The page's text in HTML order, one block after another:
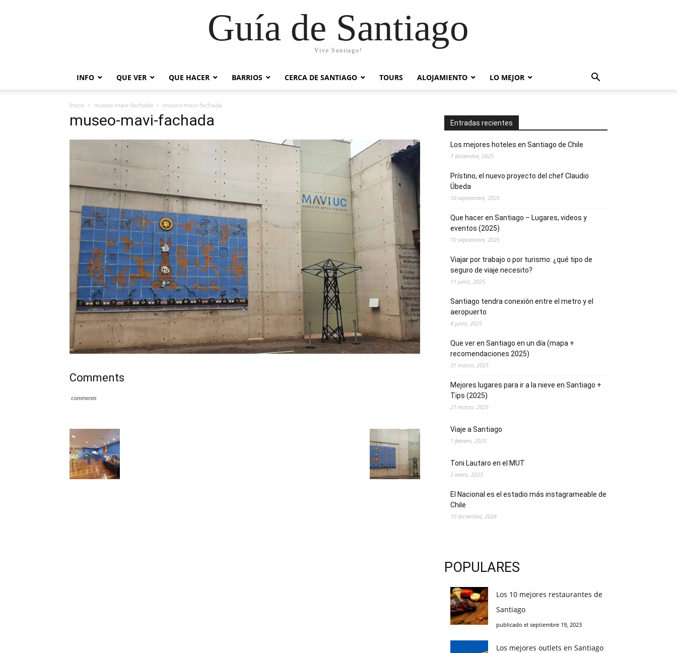
Guía de Santiago
Vive Santiago!
INFO QUE VER QUE HACER BARRIOS CERCA DE SANTIAGO TOURS ALOJAMIENTO LO MEJOR
Inicio museo-mavi-fachada museo-mavi-fachada
museo-mavi-fachada
Comments
comments
Entradas recientes
Los mejores hoteles en Santiago de Chile
7 diciembre, 2025
Prístino, el nuevo proyecto del chef Claudio
Úbeda
10 septiembre, 2025
Que hacer en Santiago – Lugares, videos y
eventos (2025)
10 septiembre, 2025
Viajar por trabajo o por turismo: ¿qué tipo de
seguro de viaje necesito?
11 junio, 2025
Santiago tendra conexión entre el metro y el
aeropuerto
4 junio, 2025
Que ver en Santiago en un día (mapa +
recomendaciones 2025)
31 marzo, 2025
Mejores lugares para ir a la nieve en Santiago +
Tips (2025)
21 marzo, 2025
Viaje a Santiago
1 febrero, 2025
Toni Lautaro en el MUT
2 enero, 2025
El Nacional es el estadio más instagrameable de
Chile
10 diciembre, 2024
POPULARES
Los 10 mejores restaurantes de
Santiago
publicado el septiembre 19, 2023
Los mejores outlets en Santiago